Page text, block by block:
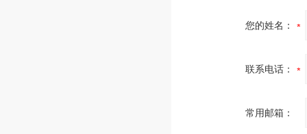
您的姓名：
联系电话：
常用邮箱：